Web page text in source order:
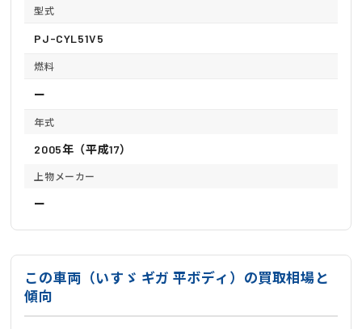
型式
PJ-CYL51V5
燃料
ー
年式
2005年（平成17）
上物メーカー
ー
この車両（いすゞ ギガ 平ボディ）の買取相場と
傾向